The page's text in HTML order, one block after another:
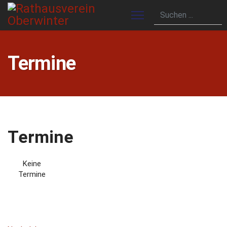
Termine
Termine
Keine
Termine